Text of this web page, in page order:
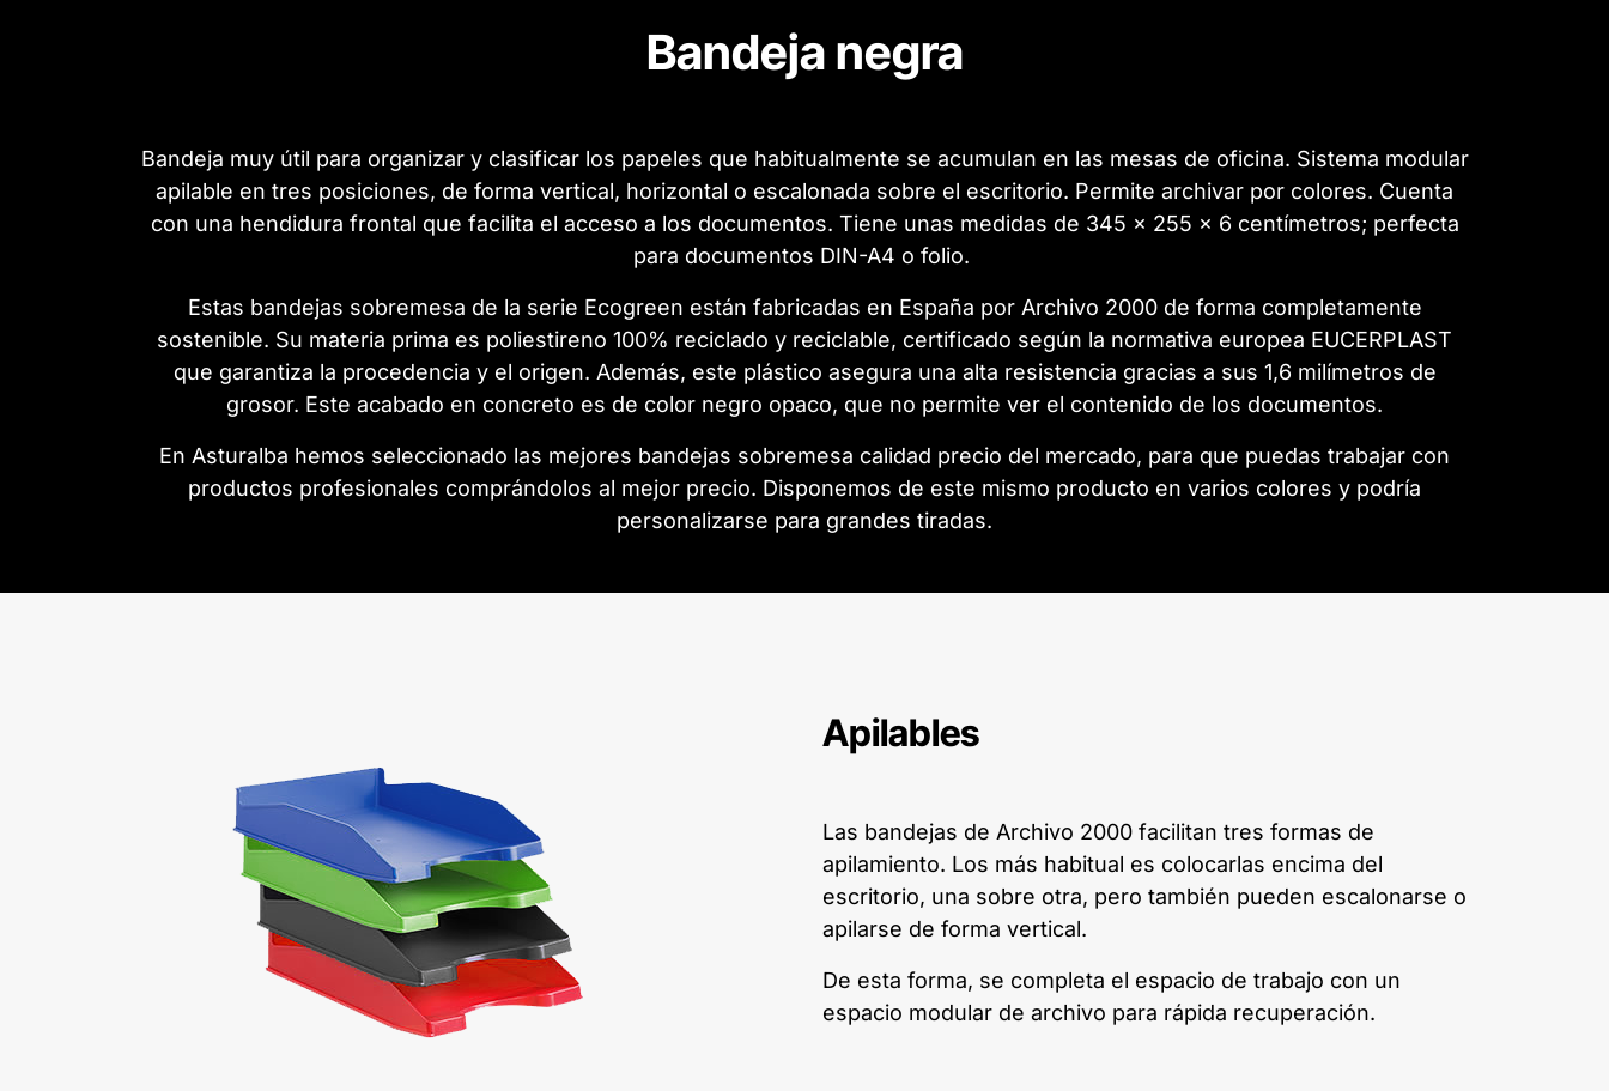
Bandeja negra
Bandeja muy útil para organizar y clasificar los papeles que habitualmente se acumulan en las mesas de oficina. Sistema modular
apilable en tres posiciones, de forma vertical, horizontal o escalonada sobre el escritorio. Permite archivar por colores. Cuenta
con una hendidura frontal que facilita el acceso a los documentos. Tiene unas medidas de 345 x 255 x 6 centímetros; perfecta
para documentos DIN-A4 o folio.
Estas bandejas sobremesa de la serie Ecogreen están fabricadas en España por Archivo 2000 de forma completamente
sostenible. Su materia prima es poliestireno 100% reciclado y reciclable, certificado según la normativa europea EUCERPLAST
que garantiza la procedencia y el origen. Además, este plástico asegura una alta resistencia gracias a sus 1,6 milímetros de
grosor. Este acabado en concreto es de color negro opaco, que no permite ver el contenido de los documentos.
En Asturalba hemos seleccionado las mejores bandejas sobremesa calidad precio del mercado, para que puedas trabajar con
productos profesionales comprándolos al mejor precio. Disponemos de este mismo producto en varios colores y podría
personalizarse para grandes tiradas.
Apilables
Las bandejas de Archivo 2000 facilitan tres formas de
apilamiento. Los más habitual es colocarlas encima del
escritorio, una sobre otra, pero también pueden escalonarse o
apilarse de forma vertical.
De esta forma, se completa el espacio de trabajo con un
espacio modular de archivo para rápida recuperación.